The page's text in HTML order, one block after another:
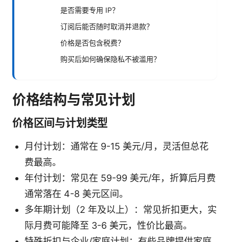
是否需要专用 IP？
订阅后能否随时取消并退款？
价格是否包含税费？
购买后如何确保隐私不被滥用？
价格结构与常见计划
价格区间与计划类型
月付计划：通常在 9-15 美元/月，灵活但总花
费最高。
年付计划：常见在 59-99 美元/年，折算后月费
通常落在 4-8 美元区间。
多年期计划（2 年及以上）：常见折扣更大，实
际月费可能降至 3-6 美元，性价比最高。